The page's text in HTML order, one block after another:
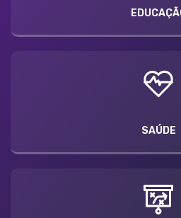
SAÚDE